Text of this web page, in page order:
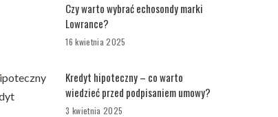
Czy warto wybrać echosondy marki
Lowrance?
16 kwietnia 2025
Kredyt hipoteczny – co warto
wiedzieć przed podpisaniem umowy?
3 kwietnia 2025